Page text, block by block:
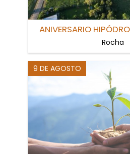
ANIVERSARIO
Rocha
9 DE AGOSTO